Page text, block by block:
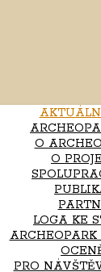
O
O
LOGA KE
PRO